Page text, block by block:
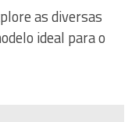
as diversas
ideal para o